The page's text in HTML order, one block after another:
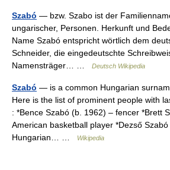
Szabó — bzw. Szabo ist der
ungarischer, Personen. Herkunft und
Name Szabó entspricht wörtlich dem
Schneider, die eingedeutschte
Namensträger… …
Deutsch Wikipedia
Szabó — is a common Hungarian
Here is the list of prominent people with
: *Bence Szabó (b. 1962) – fencer *Brett
American basketball player *Dezső
Hungarian… …
Wikipedia